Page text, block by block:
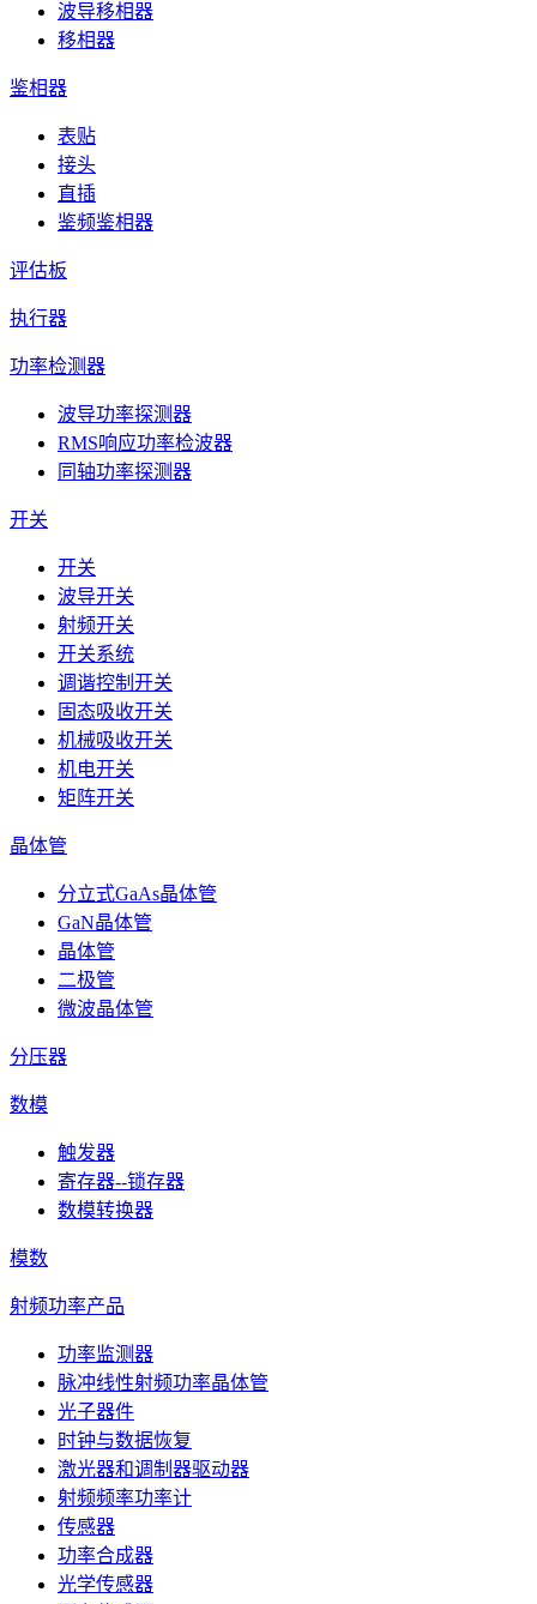
波导移相器
移相器
鉴相器
表贴
接头
直插
鉴频鉴相器
评估板
执行器
功率检测器
波导功率探测器
RMS响应功率检波器
同轴功率探测器
开关
开关
波导开关
射频开关
开关系统
调谐控制开关
固态吸收开关
机械吸收开关
机电开关
矩阵开关
晶体管
分立式GaAs晶体管
GaN晶体管
晶体管
二极管
微波晶体管
分压器
数模
触发器
寄存器--锁存器
数模转换器
模数
射频功率产品
功率监测器
脉冲线性射频功率晶体管
光子器件
时钟与数据恢复
激光器和调制器驱动器
射频频率功率计
传感器
功率合成器
光学传感器